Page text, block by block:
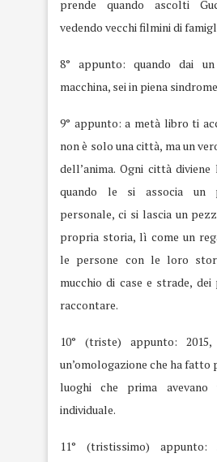
prende quando ascolti
vedendo vecchi filmini di
8° appunto: quando dai
macchina, sei in piena
9° appunto: a metà libro ti
non è solo una città, ma un
dell’anima. Ogni città diviene
quando le si associa un
personale, ci si lascia un
propria storia, lì come un
le persone con le loro
mucchio di case e strade,
raccontare.
10° (triste) appunto:
un’omologazione che ha fatto
luoghi che prima avevano
individuale.
11° (tristissimo) appunto: